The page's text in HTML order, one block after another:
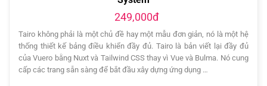
249,000đ
Tairo không phải là một chủ đề hay một mẫu đơn giản, nó là một hệ
thống thiết kế bảng điều khiển đầy đủ. Tairo là bản viết lại đầy đủ
của Vuero bằng Nuxt và Tailwind CSS thay vì Vue và Bulma. Nó cung
cấp các trang sẵn sàng để bắt đầu xây dựng ứng dụng …